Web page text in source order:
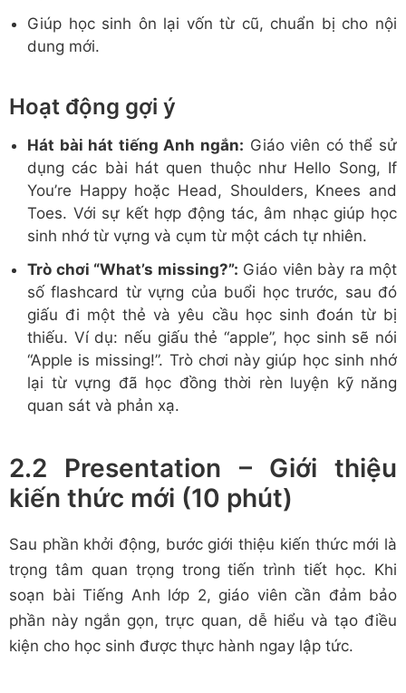
Giúp học sinh ôn lại vốn từ cũ, chuẩn bị cho nội
dung mới.
Hoạt động gợi ý
Hát bài hát tiếng Anh ngắn: Giáo viên có thể sử
dụng các bài hát quen thuộc như Hello Song, If
You’re Happy hoặc Head, Shoulders, Knees and
Toes. Với sự kết hợp động tác, âm nhạc giúp học
sinh nhớ từ vựng và cụm từ một cách tự nhiên.
Trò chơi “What’s missing?”: Giáo viên bày ra một
số flashcard từ vựng của buổi học trước, sau đó
giấu đi một thẻ và yêu cầu học sinh đoán từ bị
thiếu. Ví dụ: nếu giấu thẻ “apple”, học sinh sẽ nói
“Apple is missing!”. Trò chơi này giúp học sinh nhớ
lại từ vựng đã học đồng thời rèn luyện kỹ năng
quan sát và phản xạ.
2.2 Presentation – Giới thiệu
kiến thức mới (10 phút)
Sau phần khởi động, bước giới thiệu kiến thức mới là
trọng tâm quan trọng trong tiến trình tiết học. Khi
soạn bài Tiếng Anh lớp 2, giáo viên cần đảm bảo
phần này ngắn gọn, trực quan, dễ hiểu và tạo điều
kiện cho học sinh được thực hành ngay lập tức.